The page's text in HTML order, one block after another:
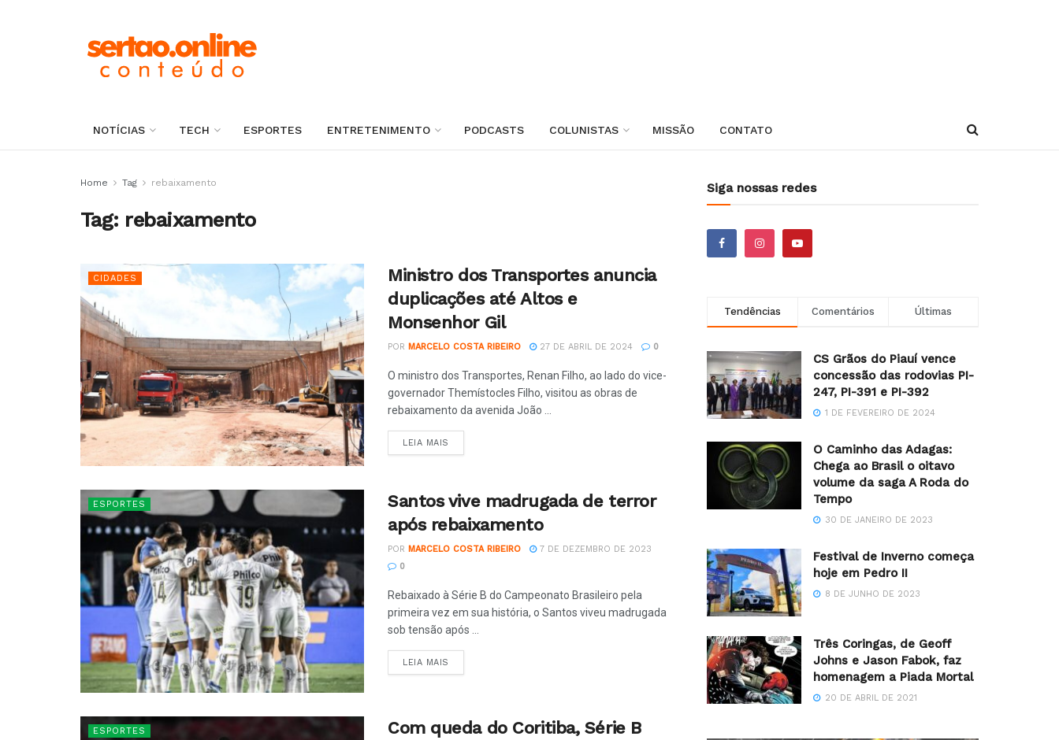
NOTÍCIAS TECH ESPORTES ENTRETENIMENTO PODCASTS COLUNISTAS MISSÃO CONTATO
Home Tag rebaixamento
Tag: rebaixamento
CIDADES
Ministro dos Transportes anuncia
duplicações até Altos e
Monsenhor Gil
POR MARCELO COSTA RIBEIRO 27 DE ABRIL DE 2024 0
O ministro dos Transportes, Renan Filho, ao lado do vice-
governador Themístocles Filho, visitou as obras de
rebaixamento da avenida João ...
LEIA MAIS
ESPORTES
Santos vive madrugada de terror
após rebaixamento
POR MARCELO COSTA RIBEIRO
7 DE DEZEMBRO DE 2023
0
Rebaixado à Série B do Campeonato Brasileiro pela
primeira vez em sua história, o Santos viveu madrugada
sob tensão após ...
LEIA MAIS
ESPORTES
Com queda do Coritiba, Série B
Siga nossas redes
Tendências Comentários Últimas
CS Grãos do Piauí vence
concessão das rodovias PI-
247, PI-391 e PI-392
1 DE FEVEREIRO DE 2024
O Caminho das Adagas:
Chega ao Brasil o oitavo
volume da saga A Roda do
Tempo
30 DE JANEIRO DE 2023
Festival de Inverno começa
hoje em Pedro II
8 DE JUNHO DE 2023
Três Coringas, de Geoff
Johns e Jason Fabok, faz
homenagem a Piada Mortal
20 DE ABRIL DE 2021